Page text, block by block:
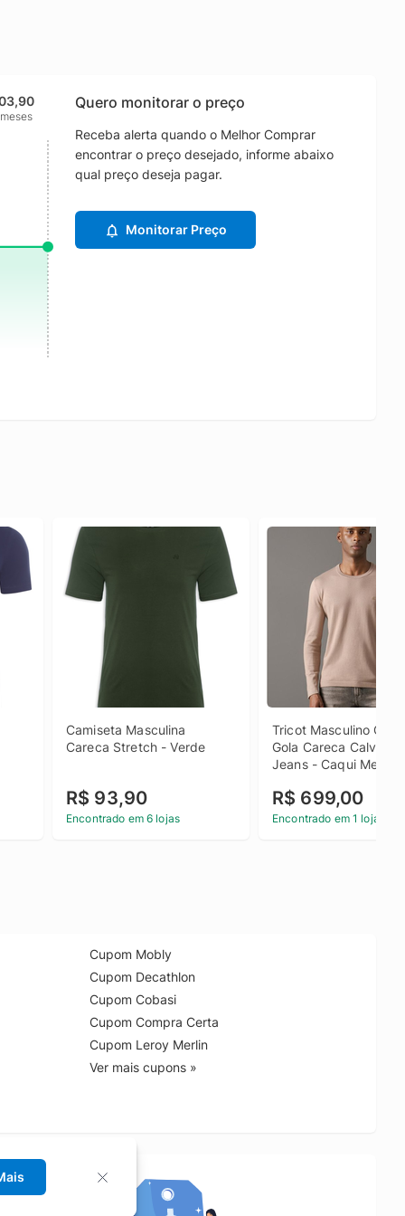
Quero monitorar o preço
Receba alerta quando o Melhor Comprar
encontrar o preço desejado, informe abaixo
qual preço deseja pagar.
Monitorar Preço
Camiseta Masculina
Careca Stretch - Verde
R$ 93,90
Encontrado em 6 lojas
Tricot Masculino
Gola Careca Calvin
Jeans - Caqui Medio
Careca Calvin Klein
Caqui Medio g
R$ 699,00
Encontrado em 1 loja
Cupom Mobly
Cupom Decathlon
Cupom Cobasi
Cupom Compra Certa
Cupom Leroy Merlin
Ver mais cupons »